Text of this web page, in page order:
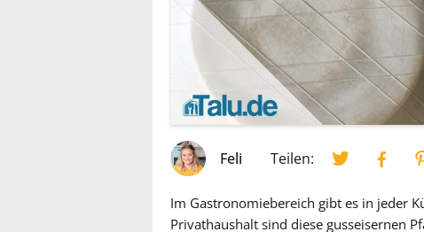
Feli Teilen:
Im Gastronomiebereich gibt es in jeder
Privathaushalt sind diese gusseisernen